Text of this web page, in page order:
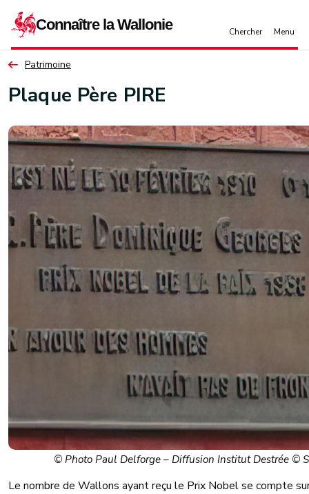
Patrimoine
Plaque Père PIRE
© Photo Paul Delforge – Diffusion Institut Destrée ©
Le nombre de Wallons ayant reçu le Prix Nobel se compte